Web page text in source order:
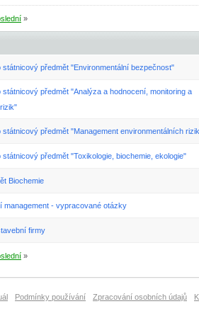
»
předmět "Environmentální bezpečnost"
předmět "Analýza a hodnocení, monitoring a
předmět "Management environmentálních
předmět "Toxikologie, biochemie, ekologie"
Biochemie
management - vypracované otázky
firmy
»
Podmínky používání Zpracování osobních údajů